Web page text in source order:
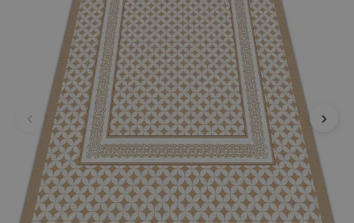
‹ ›